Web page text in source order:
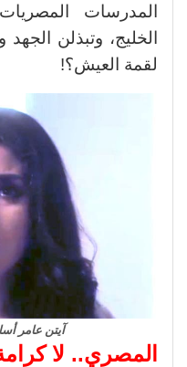
المدرسات
الخليج، وتبذلن
لقمة العيش؟!
آيتن عامر
المصري.. لا